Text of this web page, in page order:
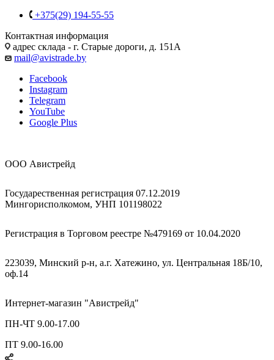
+375(29) 194-55-55
Контактная информация
адрес склада - г. Старые дороги, д. 151А
mail@avistrade.by
Facebook
Instagram
Telegram
YouTube
Google Plus
ООО Авистрейд
Государественная регистрация 07.12.2019
Мингорисполкомом, УНП 101198022
Регистрация в Торговом реестре №479169 от 10.04.2020
223039, Минский р-н, а.г. Хатежино, ул. Центральная 18Б/10,
оф.14
Интернет-магазин "Авистрейд"
ПН-ЧТ 9.00-17.00
ПТ 9.00-16.00